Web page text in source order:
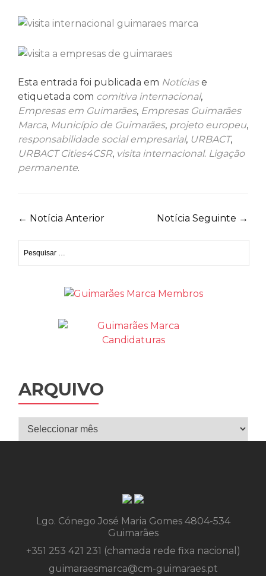
Esta entrada foi publicada em Notíciase
etiquetada com comitiva internacional,
Empresas em Guimarães, Empresas Guimarães
Marca, Município de Guimarães, projeto europeu,
responsabilidade social empresarial, URBACT,
URBACT Cities4CSR, visita internacional. Ligação
permanente.
Navegação
de
artigos
← Notícia Anterior Notícia Seguinte →
por:
ARQUIVO
Lgo. Cónego José Maria Gomes 4804-534
Guimarães
+351 253 421 231 (chamada rede fixa nacional)
guimaraesmarca@cm-guimaraes.pt